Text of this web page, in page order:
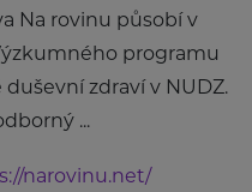
Na rovinu působí v
programu
duševní zdraví v NUDZ.
...
narovinu.net/